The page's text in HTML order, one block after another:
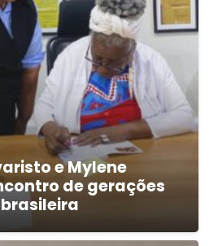
e Mylene
de gerações